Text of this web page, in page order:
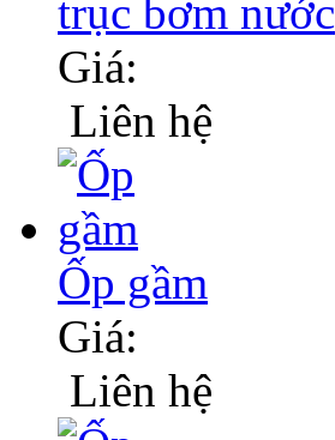
trục bơm nước
Giá:
Liên hệ
Ốp gầm
Giá:
Liên hệ